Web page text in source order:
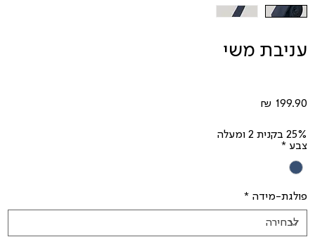
עניבת משי
25% בקנית 2 ומעלה
צבע *
פולגת-מידה *